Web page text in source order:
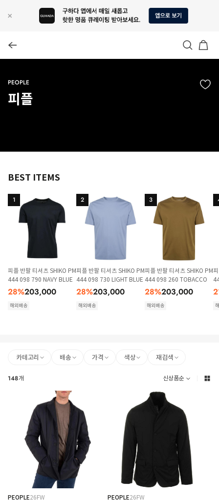
PEOPLE
피플
BEST ITEMS
1
피플 반팔 티셔츠 SHIKO PM
444 098 790 NAVY BLUE
28%203,000
해외배송
2
피플 반팔 티셔츠 SHIKO PM
444 098 730 LIGHT BLUE
28%203,000
해외배송
3
피플 반팔 티셔츠 SHIKO PM
444 098 260 TOBACCO
28%203,000
해외배송
카테고리 배송 가격 색상 재검색
148개 신상품순
PEOPLE26FW
PEOPLE26FW